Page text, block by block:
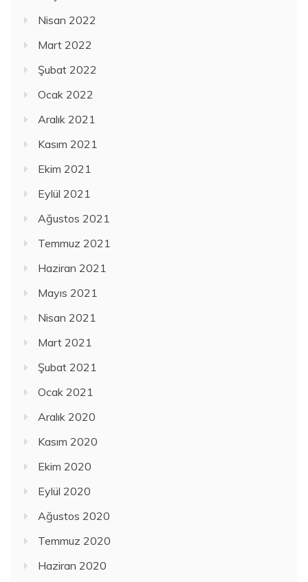
Nisan 2022
Mart 2022
Şubat 2022
Ocak 2022
Aralık 2021
Kasım 2021
Ekim 2021
Eylül 2021
Ağustos 2021
Temmuz 2021
Haziran 2021
Mayıs 2021
Nisan 2021
Mart 2021
Şubat 2021
Ocak 2021
Aralık 2020
Kasım 2020
Ekim 2020
Eylül 2020
Ağustos 2020
Temmuz 2020
Haziran 2020